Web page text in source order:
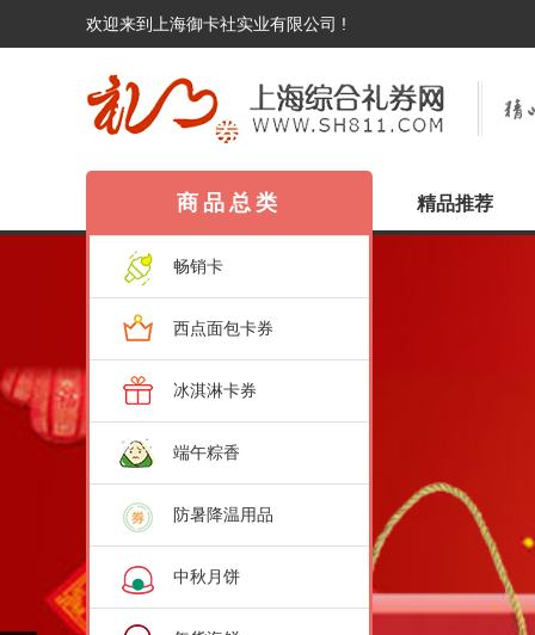
欢迎来到上海御卡社实业有限公司 !
商品总类
畅销卡
西点面包卡券
冰淇淋卡券
端午粽香
防暑降温用品
中秋月饼
精品推荐